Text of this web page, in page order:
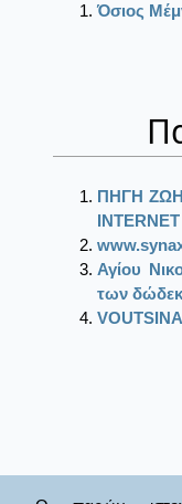
Όσιος
ΠΗΓΗ
ΙΝΤΕRΝΕΤ
Αγίου
των